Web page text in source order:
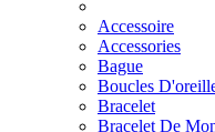
Accessoire
Accessories
Bague
Boucles
Bracelet
Bracelet De